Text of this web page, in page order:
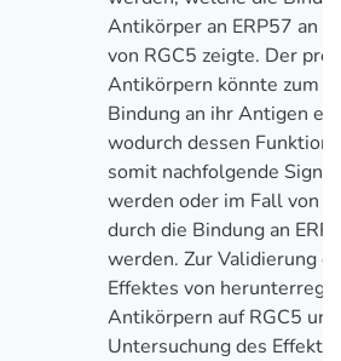
Antikörper an ERP57 an
von RGC5 zeigte. Der
Antikörpern könnte zum
Bindung an ihr Antigen
wodurch dessen Funktion
somit nachfolgende
werden oder im Fall von
durch die Bindung an
werden. Zur Validierung
Effektes von
Antikörpern auf RGC5
Untersuchung des